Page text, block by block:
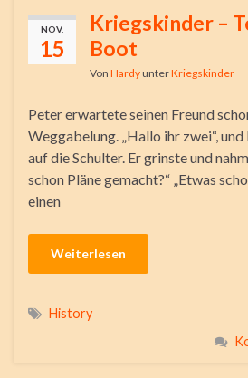
NOV.
15
Kriegskinder –
Boot
Von HardyunterKriegskinder
Peter erwartete seinen Freund
Weggabelung. „Hallo ihr zwei“,
auf die Schulter. Er grinste und
schon Pläne gemacht?“ „Etwas
einen
Weiterlesen
History